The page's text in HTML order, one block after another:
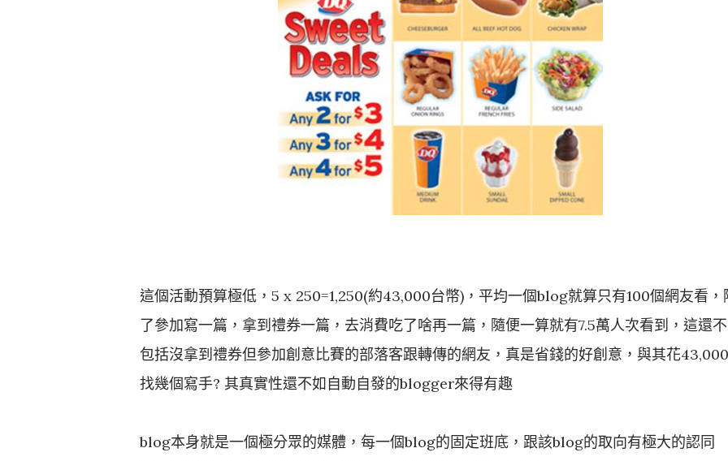
這個活動預算極低，5 x 250=1,250(約43,000台幣)，平均一個blog就算只有100個網友看，
了參加寫一篇，拿到禮券一篇，去消費吃了啥再一篇，隨便一算就有7.5萬人次看到，這還不
包括沒拿到禮券但參加創意比賽的部落客跟轉傳的網友，真是省錢的好創意，與其花43,000
找幾個寫手? 其真實性還不如自動自發的blogger來得有趣
blog本身就是一個極分眾的媒體，每一個blog的固定班底，跟該blog的取向有極大的認同